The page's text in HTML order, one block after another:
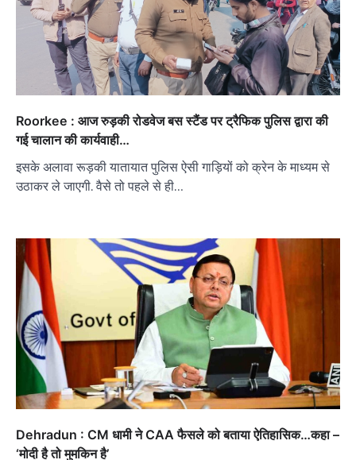
Roorkee : आज रुड़की रोडवेज बस स्टैंड पर ट्रैफिक पुलिस द्वारा की
गई चालान की कार्यवाही…
इसके अलावा रूड़की यातायात पुलिस ऐसी गाड़ियों को क्रेन के माध्यम से
उठाकर ले जाएगी. वैसे तो पहले से ही…
Dehradun : CM धामी ने CAA फैसले को बताया ऐतिहासिक…कहा –
‘मोदी है तो मुमकिन है’